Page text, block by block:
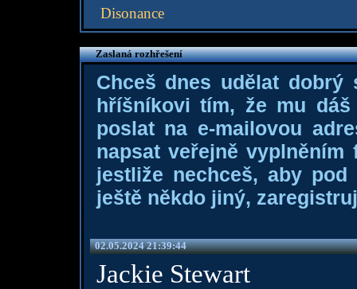
Disonance
Zaslaná rozhřešení
Chceš dnes udělat dobrý
hříšníkovi tím, že mu
poslat na e-mailovou
napsat veřejně
jestliže nechceš, aby
ještě někdo jiný,
02.05.2024 21:39:44
Jackie Stewart